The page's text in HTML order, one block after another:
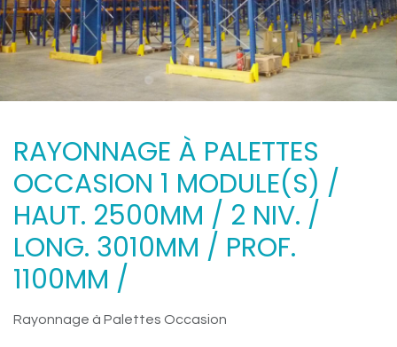
RAYONNAGE À PALETTES
OCCASION 1 MODULE(S) /
HAUT. 2500MM / 2 NIV. /
LONG. 3010MM / PROF.
1100MM /
Rayonnage à Palettes Occasion